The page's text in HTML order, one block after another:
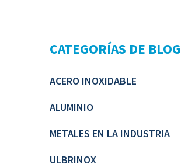
CATEGORÍAS DE BLOG
ACERO INOXIDABLE
ALUMINIO
METALES EN LA INDUSTRIA
ULBRINOX